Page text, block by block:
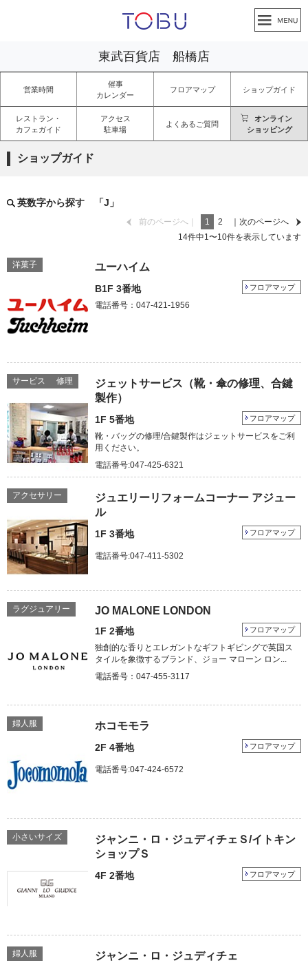
東武百貨店 船橋店
営業時間
催事
カレンダー
フロアマップ ショップガイド
レストラン・
カフェガイド
アクセス
駐車場
よくあるご質問
オンライン
ショッピング
ショップガイド
英数字から探す 「J」
前のページへ｜ 1 2
｜次のページへ
14件中1〜10件を表示しています
洋菓子 ユーハイム
B1F 3番地 フロアマップ
電話番号：047‐421-1956
サービス 修理
ジェットサービス（靴・傘の修理、合鍵
製作）
1F 5番地 フロアマップ
靴・バッグの修理/合鍵製作はジェットサービスをご利
用ください。
電話番号:047-425-6321
アクセサリー
ジュエリーリフォームコーナー アジュー
ル
1F 3番地 フロアマップ
電話番号:047-411-5302
ラグジュアリー JO MALONE LONDON
1F 2番地 フロアマップ
独創的な香りとエレガントなギフトギビングで英国ス
タイルを象徴するブランド、ジョー マローン ロン...
電話番号：047-455-3117
婦人服 ホコモモラ
2F 4番地 フロアマップ
電話番号:047-424-6572
小さいサイズ
ジャンニ・ロ・ジュディチェＳ/イトキン
ショップＳ
4F 2番地 フロアマップ
婦人服 ジャンニ・ロ・ジュディチェ